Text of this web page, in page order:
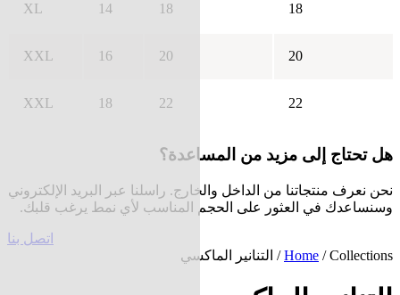
XL 14 18 18
XXL 16 20 20
XXL 18 22 22
هل تحتاج إلى مزيد من المساعدة؟
نحن نعرف منتجاتنا من الداخل والخارج. راسلنا عبر البريد الإلكتروني
وسنساعدك في العثور على الحجم المناسب لأي نمط يرغب قلبك.
اتصل بنا
Home / Collections / التنانير الماكسي